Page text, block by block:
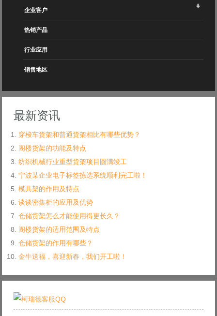
企业客户
热销产品
行业应用
销售地区
最新资讯
穿梭车货架和普通货架相比有哪些优势？
阁楼货架的功能及特点
纺织机械行业重型货架项目圆满竣工
宁波某企业电子标签拣选系统顺利完工啦！
模具架的作用及特点
谈谈密集柜的应用及优势
仓储货架怎么才能使用得更长久？
阁楼货架的适用范围及特点
仓储货架的作用有哪些？
金牛送福，喜迎新春，我们开工啦！